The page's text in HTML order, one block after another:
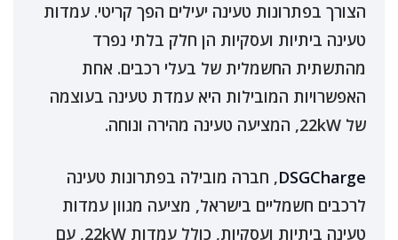
הצורך בפתרונות טעינה יעילים הפך קריטי. עמדות
טעינה ביתיות ועסקיות הן חלק בלתי נפרד
מהתשתית החשמלית של בעלי רכבים. אחת
האפשרויות המובילות היא עמדת טעינה בעוצמה
של 22kW, המציעה טעינה מהירה ונוחה.
DSGCharge, חברה מובילה בפתרונות טעינה
לרכבים חשמליים בישראל, מציעה מגוון עמדות
טעינה ביתיות ועסקיות, כולל עמדות 22kW, עם